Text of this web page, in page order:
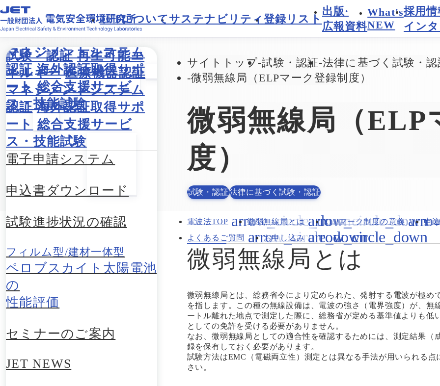
試験・認証 再生可能エ
ネルギー 医療機器認証
マネジメントシステム
認証 海外認証取得サポ
ート 総合支援サービ
ス・技能試験
電子申請システム
申込書ダウンロード
試験進捗状況の確認
フィルム型/建材一体型
ペロブスカイト太陽電池
の
性能評価
セミナーのご案内
JET NEWS
JETについてサステナビリティ登録リスト
出版·
広報資料
What's
NEW
採用情
イン
サイトトップ 試験・認証 法律に基づく試験・認
微弱無線局（ELPマーク登録制度）
微弱無線局（ELP
度）
試験・認証法律に基づく試験・認証
電波法TOP 微弱無線局とは ELPマーク制度の意義
申
よくあるご質問
お申し込み
微弱無線局とは
微弱無線局とは、総務省令により定められた、発射する電波が極め
を指します。この種の無線設備は、電波の強さ（電界強度）が、無
ートル離れた地点で測定した際に、総務省が定める基準値よりも低
としての免許を受ける必要がありません。
なお、微弱無線局としての適合性を確認するためには、測定結果（
録を保有しておく必要があります。
試験方法はEMC（電磁両立性）測定とは異なる手法が用いられる点
さい。